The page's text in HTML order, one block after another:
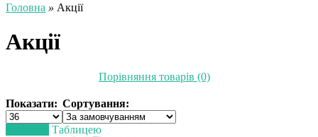
Головна » Акції
Акції
Порівняння товарів (0)
Показати: Сортування:
Таблицею